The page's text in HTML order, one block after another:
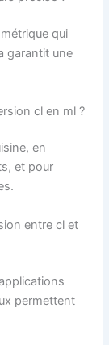
qui
garantit une
cl en ml ?
en
et pour
entre cl et
permettent